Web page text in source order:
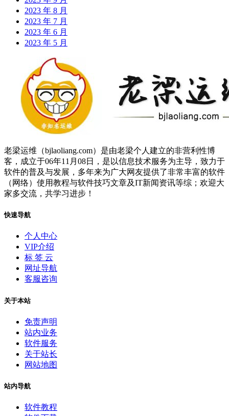
2023 年 8 月
2023 年 7 月
2023 年 6 月
2023 年 5 月
老梁运维（bjlaoliang.com）是由老梁个人建立的非营利性博
客，成立于06年11月08日，是以信息技术服务为主导，致力于
软件的普及与发展，多年来为广大网友提供了非常丰富的软件
（网络）使用教程与软件技巧文章及IT新闻资讯等综；欢迎大
家多交流，共学习进步！
快速导航
个人中心
VIP介绍
标 签 云
网址导航
客服咨询
关于本站
免责声明
站内业务
软件服务
关于站长
网站地图
站内导航
软件教程